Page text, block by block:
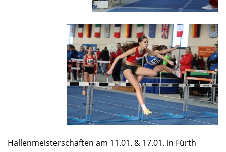
Hallenmeisterschaften am 11.01. & 17.01. in Fürth